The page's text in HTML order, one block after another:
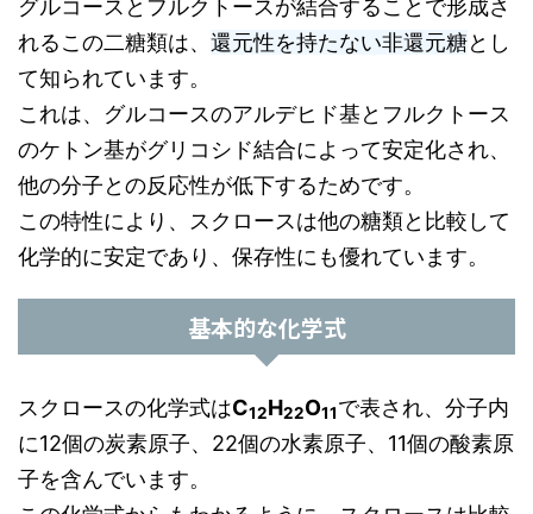
グルコースとフルクトースが結合することで形成さ
れるこの二糖類は、 還元性を持たない非還元糖とし
て知られています。
これは、グルコースのアルデヒド基とフルクトース
のケトン基がグリコシド結合によって安定化され、
他の分子との反応性が低下するためです。
この特性により、スクロースは他の糖類と比較して
化学的に安定であり、保存性にも優れています。
基本的な化学式
スクロースの化学式はC12H22O11で表され、分子内
に12個の炭素原子、22個の水素原子、11個の酸素原
子を含んでいます。